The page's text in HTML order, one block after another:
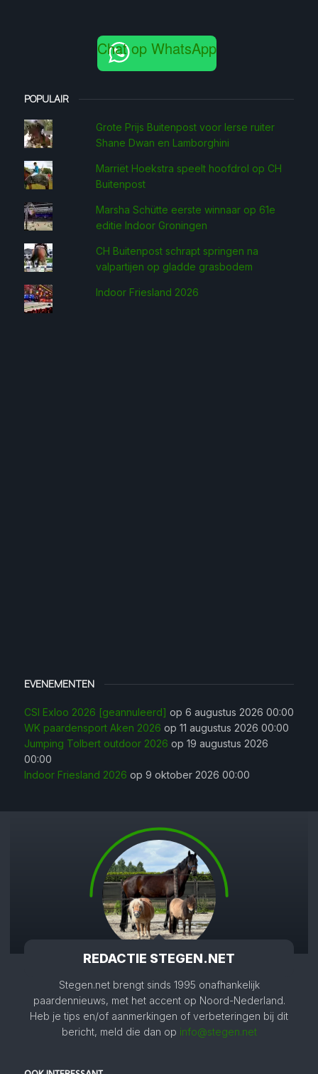
REDACTIE STEGEN.NET
Stegen.net brengt sinds 1995 onafhankelijk
paardennieuws, met het accent op Noord-Nederland.
Heb je tips en/of aanmerkingen of verbeteringen bij dit
bericht, meld die dan op info@stegen.net
Chat op WhatsApp
POPULAIR
Grote Prijs Buitenpost voor Ierse ruiter
Shane Dwan en Lamborghini
Marriët Hoekstra speelt hoofdrol op CH
Buitenpost
Marsha Schütte eerste win­naar op 61e
editie Indoor Groningen
CH Buitenpost schrapt springen na
valpartijen op gladde grasbodem
Indoor Friesland 2026
EVENEMENTEN
CSI Exloo 2026 [geannuleerd] op 6 augustus 2026 00:00
WK paardensport Aken 2026 op 11 augustus 2026 00:00
Jumping Tolbert outdoor 2026 op 19 augustus 2026
00:00
Indoor Friesland 2026 op 9 oktober 2026 00:00